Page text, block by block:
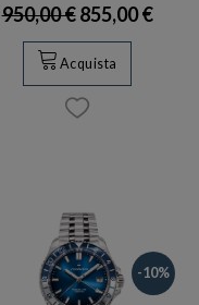
950,00 €855,00 €
Acquista
-10%